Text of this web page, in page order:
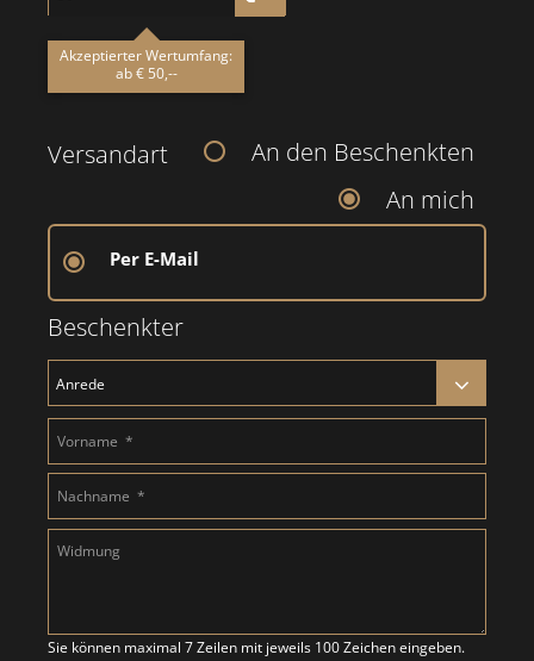
Akzeptierter Wertumfang:
ab € 50,--
Versandart
An den Beschenkten
An mich
Per E-Mail
Beschenkter
Sie können maximal 7 Zeilen mit jeweils 100 Zeichen eingeben.